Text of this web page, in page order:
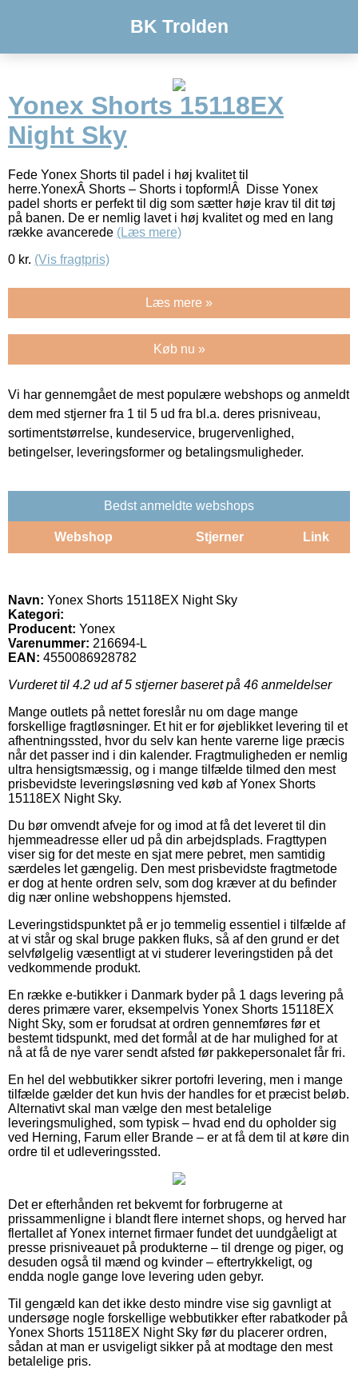
BK Trolden
Yonex Shorts 15118EX
Night Sky
Fede Yonex Shorts til padel i høj kvalitet til
herre.YonexÂ Shorts – Shorts i topform!Â Disse Yonex
padel shorts er perfekt til dig som sætter høje krav til dit tøj
på banen. De er nemlig lavet i høj kvalitet og med en lang
række avancerede (Læs mere)
0 kr. (Vis fragtpris)
Læs mere »
Køb nu »
Vi har gennemgået de mest populære webshops og anmeldt
dem med stjerner fra 1 til 5 ud fra bl.a. deres prisniveau,
sortimentstørrelse, kundeservice, brugervenlighed,
betingelser, leveringsformer og betalingsmuligheder.
Bedst anmeldte webshops
Webshop Stjerner Link
Navn: Yonex Shorts 15118EX Night Sky
Kategori:
Producent: Yonex
Varenummer: 216694-L
EAN: 4550086928782
Vurderet til 4.2 ud af 5 stjerner baseret på 46 anmeldelser
Mange outlets på nettet foreslår nu om dage mange
forskellige fragtløsninger. Et hit er for øjeblikket levering til et
afhentningssted, hvor du selv kan hente varerne lige præcis
når det passer ind i din kalender. Fragtmuligheden er nemlig
ultra hensigtsmæssig, og i mange tilfælde tilmed den mest
prisbevidste leveringsløsning ved køb af Yonex Shorts
15118EX Night Sky.
Du bør omvendt afveje for og imod at få det leveret til din
hjemmeadresse eller ud på din arbejdsplads. Fragttypen
viser sig for det meste en sjat mere pebret, men samtidig
særdeles let gængelig. Den mest prisbevidste fragtmetode
er dog at hente ordren selv, som dog kræver at du befinder
dig nær online webshoppens hjemsted.
Leveringstidspunktet på er jo temmelig essentiel i tilfælde af
at vi står og skal bruge pakken fluks, så af den grund er det
selvfølgelig væsentligt at vi studerer leveringstiden på det
vedkommende produkt.
En række e-butikker i Danmark byder på 1 dags levering på
deres primære varer, eksempelvis Yonex Shorts 15118EX
Night Sky, som er forudsat at ordren gennemføres før et
bestemt tidspunkt, med det formål at de har mulighed for at
nå at få de nye varer sendt afsted før pakkepersonalet får fri.
En hel del webbutikker sikrer portofri levering, men i mange
tilfælde gælder det kun hvis der handles for et præcist beløb.
Alternativt skal man vælge den mest betalelige
leveringsmulighed, som typisk – hvad end du opholder sig
ved Herning, Farum eller Brande – er at få dem til at køre din
ordre til et udleveringssted.
Det er efterhånden ret bekvemt for forbrugerne at
prissammenligne i blandt flere internet shops, og herved har
flertallet af Yonex internet firmaer fundet det uundgåeligt at
presse prisniveauet på produkterne – til drenge og piger, og
desuden også til mænd og kvinder – eftertrykkeligt, og
endda nogle gange love levering uden gebyr.
Til gengæld kan det ikke desto mindre vise sig gavnligt at
undersøge nogle forskellige webbutikker efter rabatkoder på
Yonex Shorts 15118EX Night Sky før du placerer ordren,
sådan at man er usvigeligt sikker på at modtage den mest
betalelige pris.